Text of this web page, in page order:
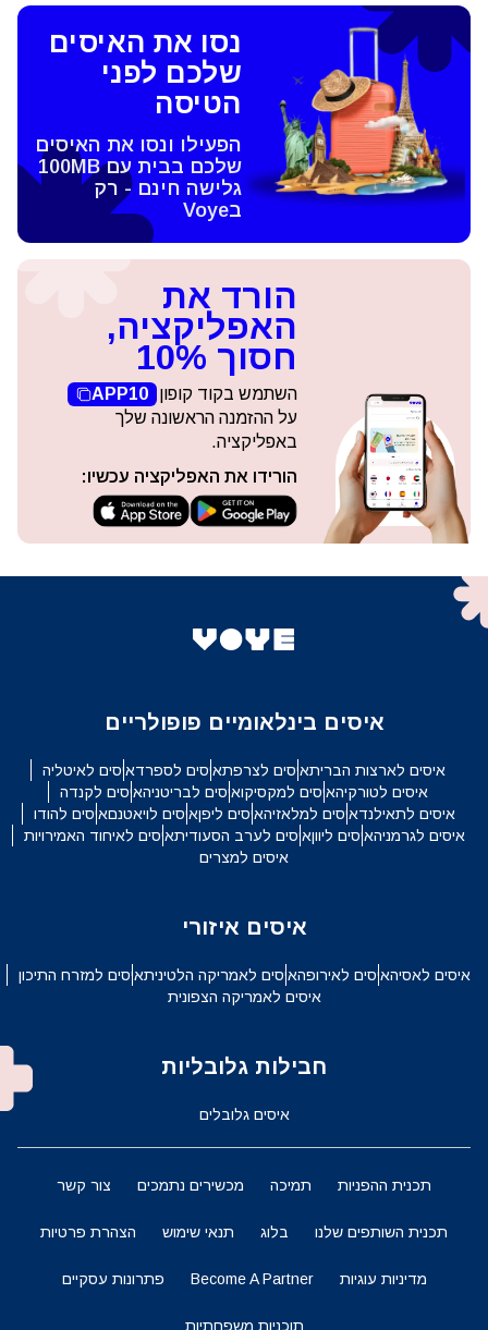
נסו את האיסים
שלכם לפני
הטיסה
הפעילו ונסו את האיסים
שלכם בבית עם 100MB
גלישה חינם - רק
בVoye
הורד את
האפליקציה,
חסוך 10%
השתמש בקוד קופון
APP10
על ההזמנה הראשונה שלך
באפליקציה.
הורידו את האפליקציה עכשיו:
איסים בינלאומיים פופולריים
איסים לארצות הבריתאיסים לצרפתאיסים לספרדאיסים לאיטליה
איסים לטורקיהאיסים למקסיקואיסים לבריטניהאיסים לקנדה
איסים לתאילנדאיסים למלאזיהאיסים ליפןאיסים לויאטנםאיסים להודו
איסים לגרמניהאיסים ליווןאיסים לערב הסעודיתאיסים לאיחוד האמירויות
איסים למצרים
איסים איזורי
איסים לאסיהאיסים לאירופהאיסים לאמריקה הלטיניתאיסים למזרח התיכון
איסים לאמריקה הצפונית
חבילות גלובליות
איסים גלובלים
תכנית ההפניות תמיכה מכשירים נתמכים צור קשר
תכנית השותפים שלנו בלוג תנאי שימוש הצהרת פרטיות
מדיניות עוגיות Become A Partner פתרונות עסקיים
תוכניות משפחתיות